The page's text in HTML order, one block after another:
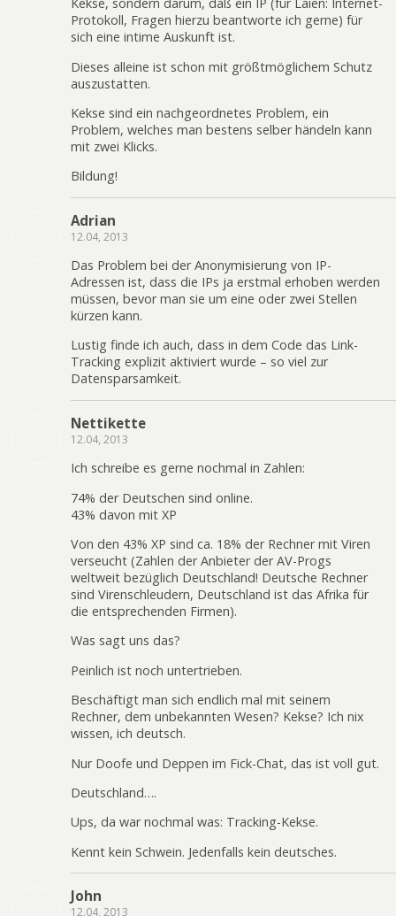
Protokoll, Fragen hierzu beantworte ich gerne) für
sich eine intime Auskunft ist.
Dieses alleine ist schon mit größtmöglichem Schutz
auszustatten.
Kekse sind ein nachgeordnetes Problem, ein
Problem, welches man bestens selber händeln kann
mit zwei Klicks.
Bildung!
Adrian
12.04, 2013
Das Problem bei der Anonymisierung von IP-
Adressen ist, dass die IPs ja erstmal erhoben werden
müssen, bevor man sie um eine oder zwei Stellen
kürzen kann.
Lustig finde ich auch, dass in dem Code das Link-
Tracking explizit aktiviert wurde – so viel zur
Datensparsamkeit.
Nettikette
12.04, 2013
Ich schreibe es gerne nochmal in Zahlen:
74% der Deutschen sind online.
43% davon mit XP
Von den 43% XP sind ca. 18% der Rechner mit Viren
verseucht (Zahlen der Anbieter der AV-Progs
weltweit bezüglich Deutschland! Deutsche Rechner
sind Virenschleudern, Deutschland ist das Afrika für
die entsprechenden Firmen).
Was sagt uns das?
Peinlich ist noch untertrieben.
Beschäftigt man sich endlich mal mit seinem
Rechner, dem unbekannten Wesen? Kekse? Ich nix
wissen, ich deutsch.
Nur Doofe und Deppen im Fick-Chat, das ist voll gut.
Deutschland….
Ups, da war nochmal was: Tracking-Kekse.
Kennt kein Schwein. Jedenfalls kein deutsches.
John
12.04, 2013